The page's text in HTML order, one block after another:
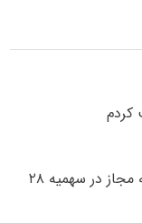
کردم
در کد ضریب ۲: رتبه در سهیمه ۱۲ آخرین رتبه مجاز در سهمیه ۲۸